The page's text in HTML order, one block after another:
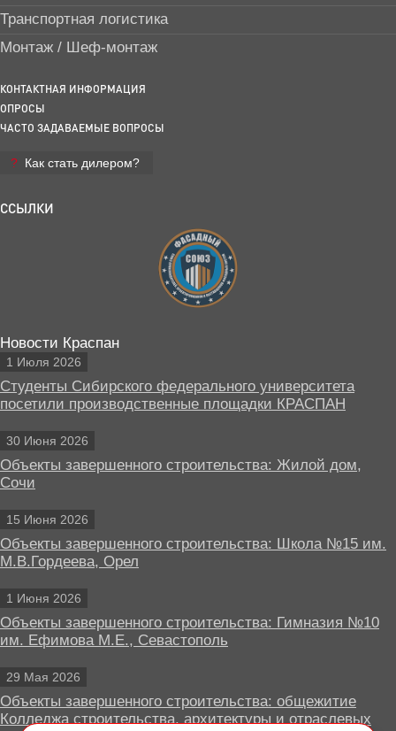
Транспортная логистика
Монтаж / Шеф-монтаж
КОНТАКТНАЯ ИНФОРМАЦИЯ
ОПРОСЫ
ЧАСТО ЗАДАВАЕМЫЕ ВОПРОСЫ
Как стать дилером?
ССЫЛКИ
Новости Краспан
1 Июля 2026
Студенты Сибирского федерального университета
посетили производственные площадки КРАСПАН
30 Июня 2026
Объекты завершенного строительства: Жилой дом,
Сочи
15 Июня 2026
Объекты завершенного строительства: Школа №15 им.
М.В.Гордеева, Орел
1 Июня 2026
Объекты завершенного строительства: Гимназия №10
им. Ефимова М.Е., Севастополь
29 Мая 2026
Объекты завершенного строительства: общежитие
Колледжа строительства, архитектуры и отраслевых